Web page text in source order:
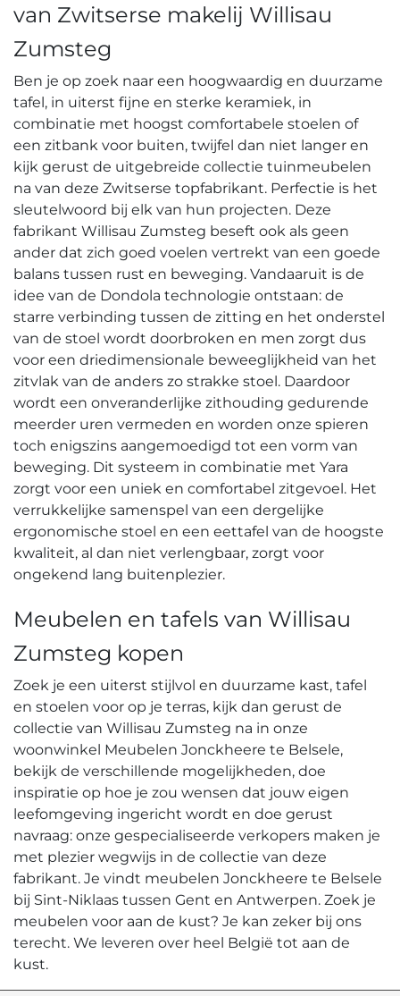
van Zwitserse makelij Willisau
Zumsteg
Ben je op zoek naar een hoogwaardig en duurzame
tafel, in uiterst fijne en sterke keramiek, in
combinatie met hoogst comfortabele stoelen of
een zitbank voor buiten, twijfel dan niet langer en
kijk gerust de uitgebreide collectie tuinmeubelen
na van deze Zwitserse topfabrikant. Perfectie is het
sleutelwoord bij elk van hun projecten. Deze
fabrikant Willisau Zumsteg beseft ook als geen
ander dat zich goed voelen vertrekt van een goede
balans tussen rust en beweging. Vandaaruit is de
idee van de Dondola technologie ontstaan: de
starre verbinding tussen de zitting en het onderstel
van de stoel wordt doorbroken en men zorgt dus
voor een driedimensionale beweeglijkheid van het
zitvlak van de anders zo strakke stoel. Daardoor
wordt een onveranderlijke zithouding gedurende
meerder uren vermeden en worden onze spieren
toch enigszins aangemoedigd tot een vorm van
beweging. Dit systeem in combinatie met Yara
zorgt voor een uniek en comfortabel zitgevoel. Het
verrukkelijke samenspel van een dergelijke
ergonomische stoel en een eettafel van de hoogste
kwaliteit, al dan niet verlengbaar, zorgt voor
ongekend lang buitenplezier.
Meubelen en tafels van Willisau
Zumsteg kopen
Zoek je een uiterst stijlvol en duurzame kast, tafel
en stoelen voor op je terras, kijk dan gerust de
collectie van Willisau Zumsteg na in onze
woonwinkel Meubelen Jonckheere te Belsele,
bekijk de verschillende mogelijkheden, doe
inspiratie op hoe je zou wensen dat jouw eigen
leefomgeving ingericht wordt en doe gerust
navraag: onze gespecialiseerde verkopers maken je
met plezier wegwijs in de collectie van deze
fabrikant. Je vindt meubelen Jonckheere te Belsele
bij Sint-Niklaas tussen Gent en Antwerpen. Zoek je
meubelen voor aan de kust? Je kan zeker bij ons
terecht. We leveren over heel België tot aan de
kust.